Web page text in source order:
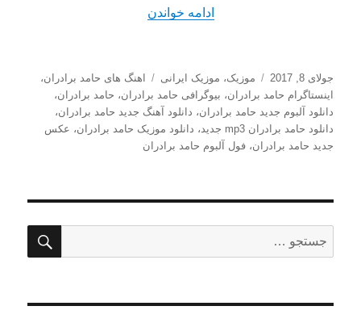
ادامه خواندن
ارسال
شده
در
جولای 8, 2017 دسته‌ها
موزیک، موزیک ایرانی برچسب‌ها
اهنگ های حامد برادران،
اینستاگرام حامد برادران، بیوگرافی حامد برادران، حامد برادران،
دانلود آلبوم جدید حامد برادران، دانلود آهنگ جدید حامد برادران،
دانلود حامد برادران mp3 جدید
، دانلود موزیک حامد برادران، عکس
جدید حامد برادران،فول آلبوم حامد برادران
برای: